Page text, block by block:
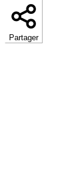
Partager